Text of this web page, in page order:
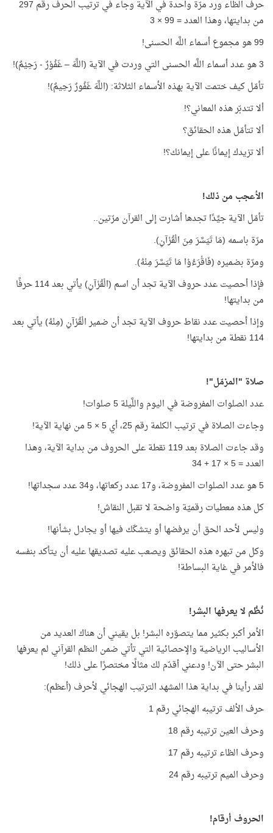
حرف الظاء ورد مرّة واحدة في الآية وجاء في ترتيب الحرف رقم 297
من بدايتها، وهذا العدد = 99 × 3
99 هو مجموع أسماء اللَّه الحسنى!
3 هو عدد أسماء اللَّه الحسنى التي وردت في الآية (اللَّهَ – غَفُوْرٌ - رَحِيْمٌ)!
تأمّل كيف ختمت الآية بهذه الأسماء الثلاثة: (اللَّهَ غَفُورٌ رَحِيمٌ)!
ألا تتدبّر هذه المعاني؟!
ألا تتأمّل هذه الحقائق؟
ألا تزيدك إيمانًا على إيمانك؟!
الأعجب من ذلك!
تأمّل الآية جيِّدًا تجدها أشارت إلى القرآن مرّتين..
مرّة باسمه (مَا تَيَسَّرَ مِنَ الْقُرْآنِ).
ومرّة بضميره (فَاقْرَءُوْا مَا تَيَسَّرَ مِنْهُ).
فإذا أحصيت عدد حروف الآية تجد أن اسم (الْقُرْآنِ) يأتي بعد 114 حرفًا
من بدايتها!
وإذا أحصيت عدد نقاط حروف الآية تجد أن ضمير الْقُرْآنِ (مِنْهُ) يأتي بعد
114 نقطة من بدايتها!
صلاة "المزمّل"!
عدد الصلوات المفروضة في اليوم واللَّيلة 5 صلوات!
وجاءت الصلاة في ترتيب الكلمة رقم 25، أي 5 × 5 من نهاية الآية!
وقد جاءت الصلاة بعد 119 نقطة على الحروف من بداية الآية، وهذا
العدد = 5 × 17 + 34
5 هو عدد الصلوات المفروضة، و17 عدد ركعاتها، و34 عدد سجداتها!
كل هذه معطيات رقميّة واضحة لا تقبل النقاش!
وليس لأحد الحق أن يرفضها أو يتشكّك فيها أو يجادل بشأنها!
وكل من تبهره هذه الحقائق ويصعب عليه تصديقها عليه أن يتأكد بنفسه
فالأمر في غاية البساطة!
نُظُم لا يعرفها البشر!
الأمر أكبر بكثير مما يتصوّره البشر! بل يقيني أن هناك العديد من
الأساليب الرياضية والإحصائية التي تأتي ضمن النظم القرآني لم يعرفها
البشر حتى الآن! ودعني أقدّم لك مثالًا مختصرًا على ذلك!
لقد رأينا في بداية هذا المشهد الترتيب الهجائي لأحرف (أعظم):
حرف الألف ترتيبه الهجائي رقم 1
وحرف العين ترتيبه رقم 18
وحرف الظاء ترتيبه رقم 17
وحرف الميم ترتيبه رقم 24
الحروف أرقام!